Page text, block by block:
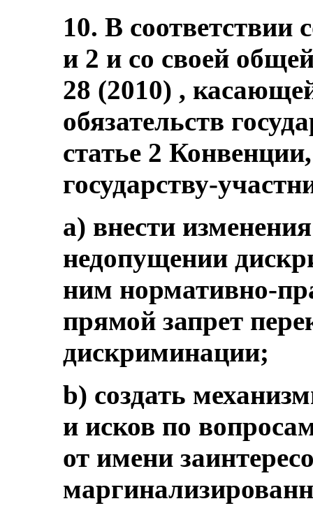
10. В соответствии
и 2 и со своей
28 (2010) ,
обязательств
статье 2
государству-
a) внести
недопущении
ним нормативно-
прямой запрет
дискриминации;
b) создать
и исков по
от имени